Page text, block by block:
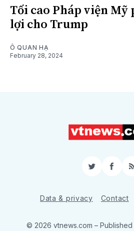
Tối cao Pháp viện Mỹ
lợi cho Trump
Ô QUAN HẠ
February 28, 2024
Twitter
Data & privacy Contact
© 2026 vtnews.com – Published